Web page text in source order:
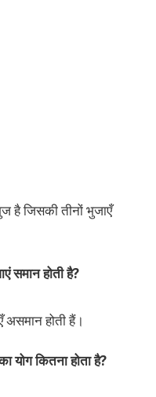
है जिसकी तीनों भुजाएँ
समान होती है?
असमान होती हैं।
योग कितना होता है?